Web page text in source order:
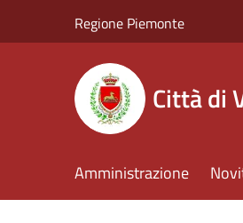
Regione Piemonte
Città di
Amministrazione